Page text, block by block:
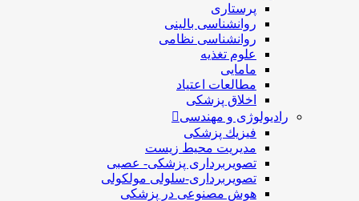
پرستاری
روانشناسی بالینی
روانشناسی نظامی
علوم تغذیه
مامایی
مطالعات اعتیاد
اخلاق پزشکی
رادیولوژی و مهندسی
فيزيك پزشکی
مدیریت محیط زیست
تصویربرداری پزشکی- عصبی
تصویربرداری-سلولی مولکولی
هوش مصنوعی در پزشکی